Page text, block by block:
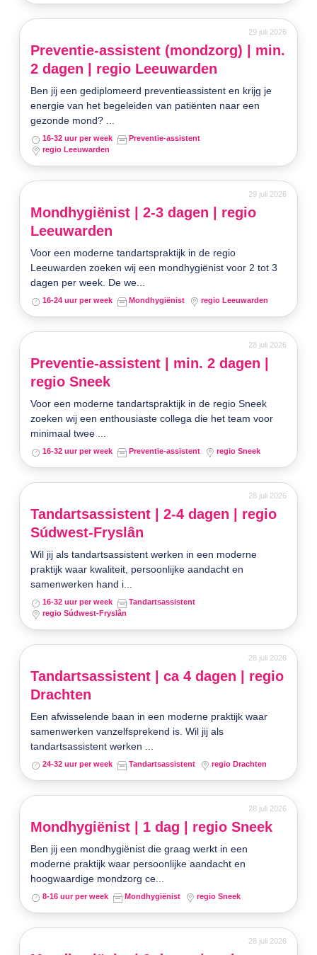
29 juli 2026
Preventie-assistent (mondzorg) | min.
2 dagen | regio Leeuwarden
Ben jij een gediplomeerd preventieassistent en krijg je
energie van het begeleiden van patiënten naar een
gezonde mond? ...
16-32 uur per week
Preventie-assistent
regio Leeuwarden
29 juli 2026
Mondhygiënist | 2-3 dagen | regio
Leeuwarden
Voor een moderne tandartspraktijk in de regio
Leeuwarden zoeken wij een mondhygiënist voor 2 tot 3
dagen per week. De we...
16-24 uur per week Mondhygiënist regio Leeuwarden
28 juli 2026
Preventie-assistent | min. 2 dagen |
regio Sneek
Voor een moderne tandartspraktijk in de regio Sneek
zoeken wij een enthousiaste collega die het team voor
minimaal twee ...
16-32 uur per week Preventie-assistent regio Sneek
28 juli 2026
Tandartsassistent | 2-4 dagen | regio
Súdwest-Fryslân
Wil jij als tandartsassistent werken in een moderne
praktijk waar kwaliteit, persoonlijke aandacht en
samenwerken hand i...
16-32 uur per week
Tandartsassistent
regio Súdwest-Fryslân
28 juli 2026
Tandartsassistent | ca 4 dagen | regio
Drachten
Een afwisselende baan in een moderne praktijk waar
samenwerken vanzelfsprekend is. Wil jij als
tandartsassistent werken ...
24-32 uur per week Tandartsassistent regio Drachten
28 juli 2026
Mondhygiënist | 1 dag | regio Sneek
Ben jij een mondhygiënist die graag werkt in een
moderne praktijk waar persoonlijke aandacht en
hoogwaardige mondzorg ce...
8-16 uur per week Mondhygiënist regio Sneek
28 juli 2026